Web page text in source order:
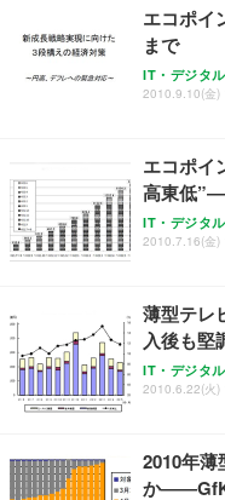
エコポイ
まで
IT・デジタル
2010.9.10(金)
エコポイ
高東低
IT・デジタル
2010.7.16(金)
薄型テレ
入後も
IT・デジタル
2010.6.22(火)
2010年
か